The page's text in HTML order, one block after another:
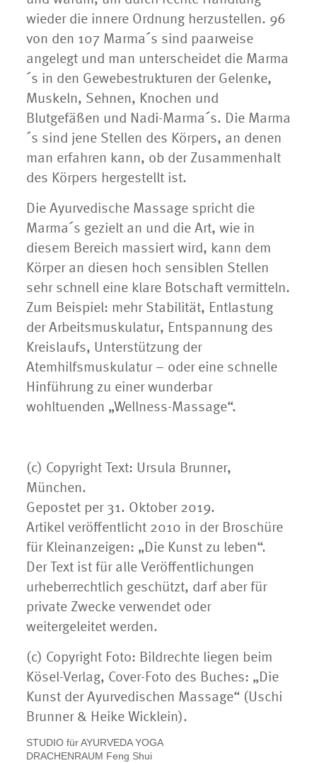
wieder die innere Ordnung herzustellen. 96
von den 107 Marma´s sind paarweise
angelegt und man unterscheidet die Marma
´s in den Gewebestrukturen der Gelenke,
Muskeln, Sehnen, Knochen und
Blutgefäßen und Nadi-Marma´s. Die Marma
´s sind jene Stellen des Körpers, an denen
man erfahren kann, ob der Zusammenhalt
des Körpers hergestellt ist.
Die Ayurvedische Massage spricht die
Marma´s gezielt an und die Art, wie in
diesem Bereich massiert wird, kann dem
Körper an diesen hoch sensiblen Stellen
sehr schnell eine klare Botschaft vermitteln.
Zum Beispiel: mehr Stabilität, Entlastung
der Arbeitsmuskulatur, Entspannung des
Kreislaufs, Unterstützung der
Atemhilfsmuskulatur – oder eine schnelle
Hinführung zu einer wunderbar
wohltuenden „Wellness-Massage“.
(c) Copyright Text: Ursula Brunner,
München.
Gepostet per 31. Oktober 2019.
Artikel veröffentlicht 2010 in der Broschüre
für Kleinanzeigen: „Die Kunst zu leben“.
Der Text ist für alle Veröffentlichungen
urheberrechtlich geschützt, darf aber für
private Zwecke verwendet oder
weitergeleitet werden.
(c) Copyright Foto: Bildrechte liegen beim
Kösel-Verlag, Cover-Foto des Buches: „Die
Kunst der Ayurvedischen Massage“ (Uschi
Brunner & Heike Wicklein).
STUDIO für AYURVEDA YOGA
DRACHENRAUM Feng Shui